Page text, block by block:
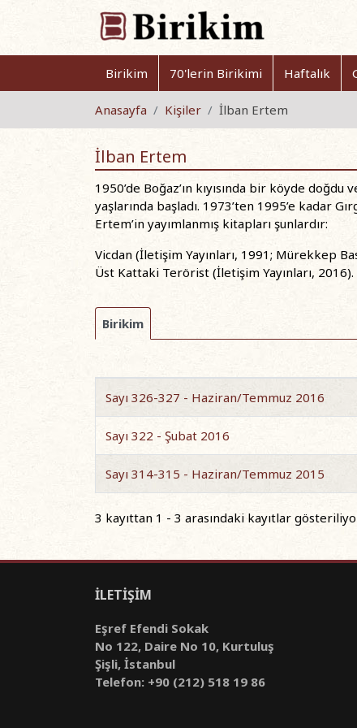
Birikim 70'lerin Birikimi Haftalık
Anasayfa Kişiler İlban Ertem
İlban Ertem
1950’de Boğaz’ın kıyısında bir köyde
yaşlarında başladı. 1973’ten 1995’e kadar
Ertem’in yayımlanmış kitapları şunlardır:
Vicdan (İletişim Yayınları, 1991; Mürekkep
Üst Kattaki Terörist (İletişim Yayınları, 2016).
Birikim
Sayı 326-327 - Haziran/Temmuz 2016
Sayı 322 - Şubat 2016
Sayı 314-315 - Haziran/Temmuz 2015
3 kayıttan 1 - 3 arasındaki kayıtlar
İLETİŞİM
Eşref Efendi Sokak
No 122, Daire No 10, Kurtuluş
Şişli, İstanbul
Telefon: +90 (212) 518 19 86